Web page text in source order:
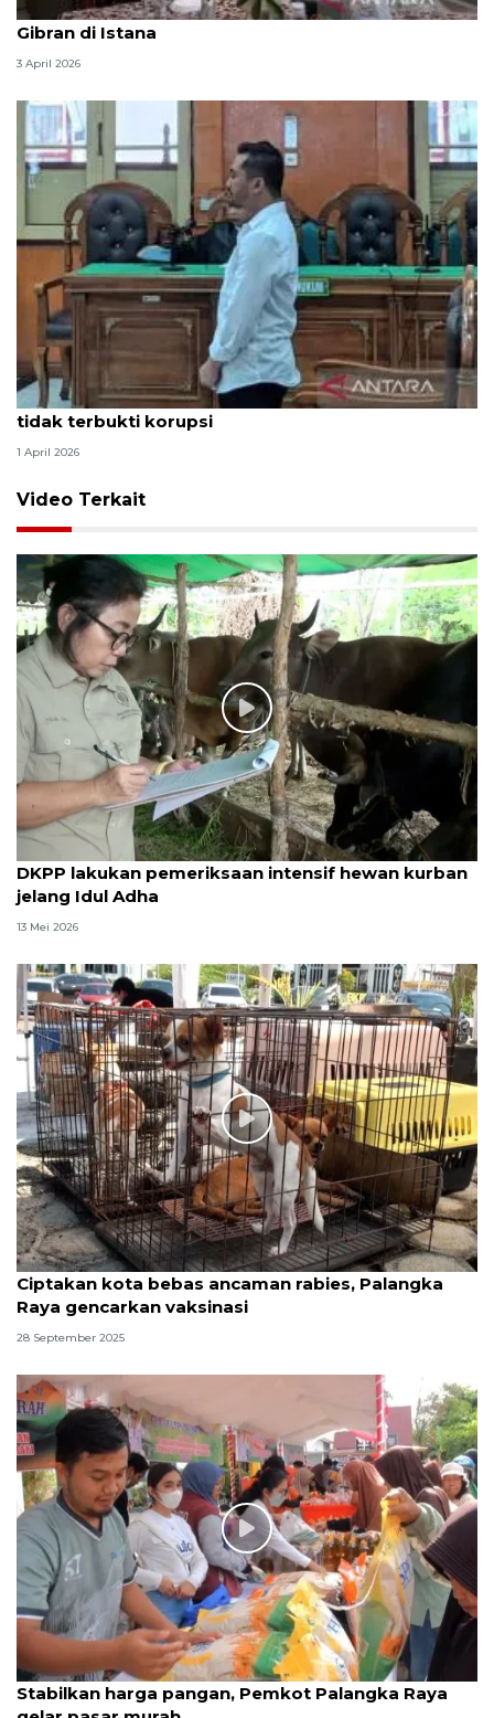
Seskab Teddy silaturahmi Idul Fitri ke Wapres
Gibran di Istana
3 April 2026
Hakim PN Medan vonis bebas Amsal Sitepu karena
tidak terbukti korupsi
1 April 2026
Video Terkait
DKPP lakukan pemeriksaan intensif hewan kurban
jelang Idul Adha
13 Mei 2026
Ciptakan kota bebas ancaman rabies, Palangka
Raya gencarkan vaksinasi
28 September 2025
Stabilkan harga pangan, Pemkot Palangka Raya